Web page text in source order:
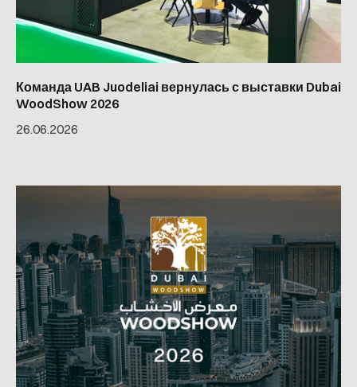
Команда UAB Juodeliai вернулась с выставки Dubai
WoodShow 2026
26.06.2026